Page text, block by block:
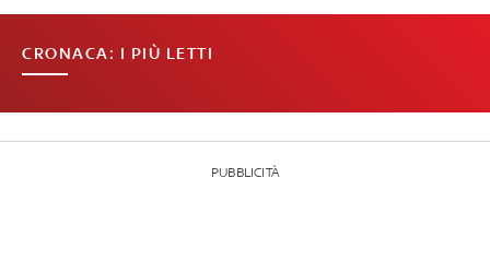
CRONACA: I PIÙ LETTI
PUBBLICITÀ